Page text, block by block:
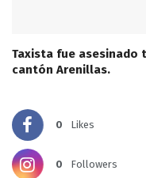
Taxista fue asesinado
cantón Arenillas.
0 Likes
0 Followers